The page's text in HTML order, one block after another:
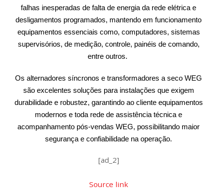
falhas inesperadas de falta de energia da rede elétrica e
desligamentos programados, mantendo em funcionamento
equipamentos essenciais como, computadores, sistemas
supervisórios, de medição, controle, painéis de comando,
entre outros.
Os alternadores síncronos e transformadores a seco WEG
são excelentes soluções para instalações que exigem
durabilidade e robustez, garantindo ao cliente equipamentos
modernos e toda rede de assistência técnica e
acompanhamento pós-vendas WEG, possibilitando maior
segurança e confiabilidade na operação.
[ad_2]
Source link